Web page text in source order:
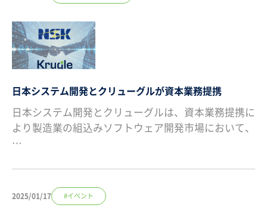
日本システム開発とクリューグルが資本業務提携
日本システム開発とクリューグルは、資本業務提携に
より製造業の組込みソフトウェア開発市場において、
…
2025/01/17 #イベント